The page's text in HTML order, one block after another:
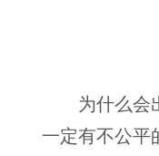
为什么会
一定有不公平